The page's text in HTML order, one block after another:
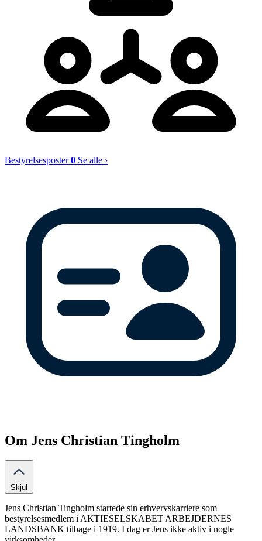
Bestyrelsesposter0 Se alle ›
Om Jens Christian Tingholm
Skjul
Jens Christian Tingholm startede sin erhvervskarriere som
bestyrelsesmedlem i AKTIESELSKABET ARBEJDERNES
LANDSBANK tilbage i 1919. I dag er Jens ikke aktiv i nogle